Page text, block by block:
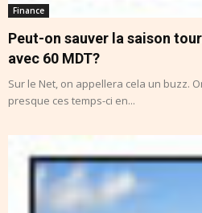
Finance
Peut-on sauver la saison
avec 60 MDT?
Sur le Net, on appellera cela un buzz.
presque ces temps-ci en...